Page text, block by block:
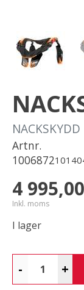
Artnr.
1006872
4
Inkl. moms
I lager
- +